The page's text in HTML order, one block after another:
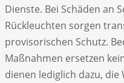
Dienste. Bei Schäden an
Rückleuchten sorgen
provisorischen Schutz.
Maßnahmen ersetzen
dienen lediglich dazu,